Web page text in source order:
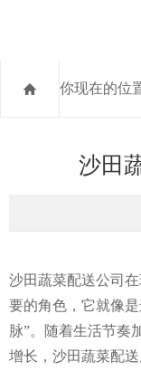
你现在的位
沙田
沙田蔬菜配送公司
要的角色，它就像
脉”。随着生活节奏
增长，沙田蔬菜配